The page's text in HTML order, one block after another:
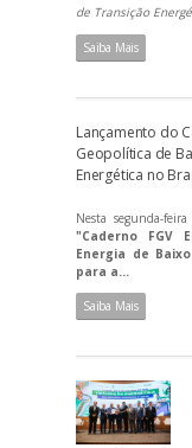
de Transição
Saiba Mais
Lançamento do
Geopolítica de
Energética no
Nesta segunda-
"Caderno FGV
Energia de
para a...
Saiba Mais